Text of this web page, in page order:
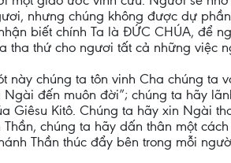
nhưng chúng không được dự
biết chính Ta là ĐỨC CHÚA, để
tha thứ cho ngươi tất cả những việc
này chúng ta tôn vinh Cha chúng
đến muôn đời”; chúng ta hãy
Giêsu Kitô. Chúng ta hãy xin Ngài
chúng ta hãy dấn thân một
Thần thúc đẩy bên trong mỗi